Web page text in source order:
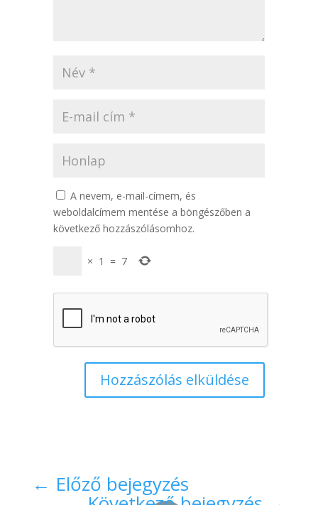
A nevem, e-mail-címem, és
weboldalcímem mentése a böngészőben a
következő hozzászólásomhoz.
× 1 = 7
Hozzászólás elküldése
← Előző bejegyzés